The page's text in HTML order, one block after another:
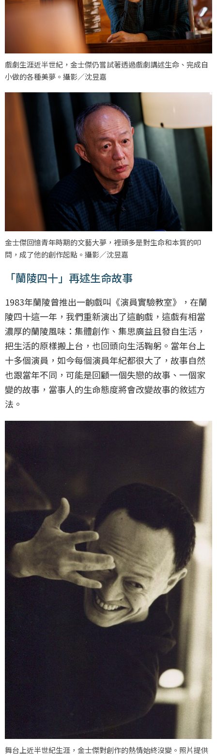
戲劇生涯近半世紀，金士傑仍嘗試著透過戲劇講述生命、完成自
小做的各種美夢。攝影／沈昱嘉
金士傑回憶青年時期的文藝大夢，裡頭多是對生命和本質的叩
問，成了他的創作起點。攝影／沈昱嘉
「蘭陵四十」再述生命故事
1983年蘭陵曾推出一齣戲叫《演員實驗教室》，在蘭
陵四十這一年，我們重新演出了這齣戲，這戲有相當
濃厚的蘭陵風味：集體創作、集思廣益且發自生活，
把生活的原樣搬上台，也回頭向生活鞠躬。當年台上
十多個演員，如今每個演員年紀都很大了，故事自然
也跟當年不同，可能是回顧一個失戀的故事、一個家
變的故事，當事人的生命態度將會改變故事的敘述方
法。
舞台上近半世紀生涯，金士傑對創作的熱情始終沒變。照片提供